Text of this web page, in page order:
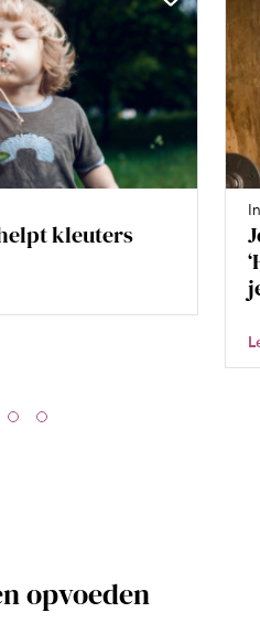
kleuters
opvoeden